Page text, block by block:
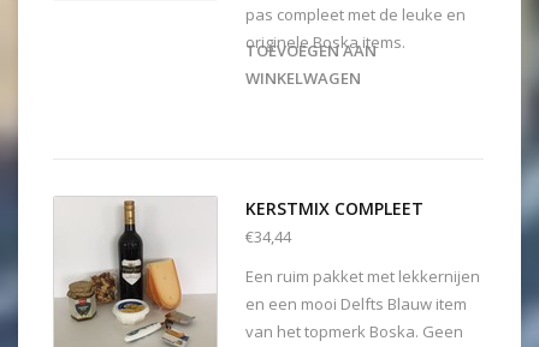
TOEVOEGEN AAN
WINKELWAGEN
pas compleet met de leuke en
originele Boska items.
KERSTMIX COMPLEET
€34,44
Een ruim pakket met lekkernijen
en een mooi Delfts Blauw item
van het topmerk Boska. Geen